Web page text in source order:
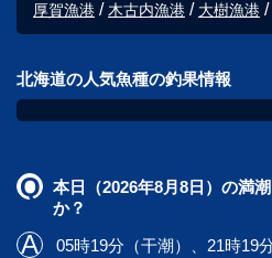
厚賀漁港
木古内漁港 大樹漁港
北海道の人気魚種の釣果情報
本日（2026年8月8日）の満
か？
05時19分（干潮）、21時19